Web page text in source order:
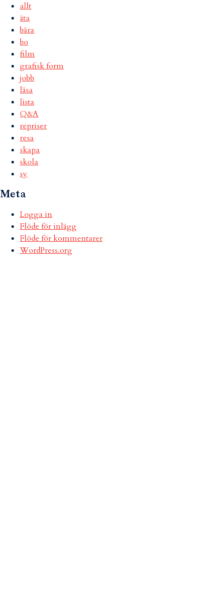
allt
äta
bära
bo
film
grafisk form
jobb
läsa
lista
Q&A
repriser
resa
skapa
skola
sy
Meta
Logga in
Flöde för inlägg
Flöde för kommentarer
WordPress.org